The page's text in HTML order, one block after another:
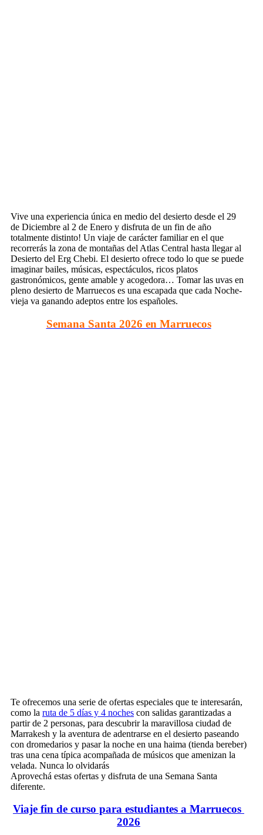
Vive una experiencia única en medio del desierto desde el 29
de Diciembre al 2 de Enero y disfruta de un fin de año
totalmente distinto! Un viaje de carácter familiar en el que
recorrerás la zona de montañas del Atlas Central hasta llegar al
Desierto del Erg Chebi. El desierto ofrece todo lo que se puede
imaginar bailes, músicas, espectáculos, ricos platos
gastronómicos, gente amable y acogedora… Tomar las uvas en
pleno desierto de Marrue­cos es una esca­pada que cada Noche­
vieja va ganando adep­tos entre los espa­ño­les.
Semana Santa 2026 en Marruecos
Te ofrecemos una serie de ofertas especiales que te interesarán,
como la ruta de 5 días y 4 noches con salidas garantizadas a
partir de 2 personas, para descubrir la maravillosa ciudad de
Marrakesh y la aventura de adentrarse en el desierto paseando
con dromedarios y pasar la noche en una haima (tienda bereber)
tras una cena típica acompañada de músicos que amenizan la
velada. Nunca lo olvidarás
Aprovechá estas ofertas y disfruta de una Semana Santa
diferente.
Viaje fin de curso para estudiantes a Marruecos
2026